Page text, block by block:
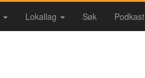
Lokallag Søk Podkast